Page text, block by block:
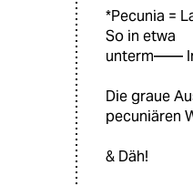
*Pecunia =
So in etwa
unterm——
Die graue
pecuniären
& Däh!